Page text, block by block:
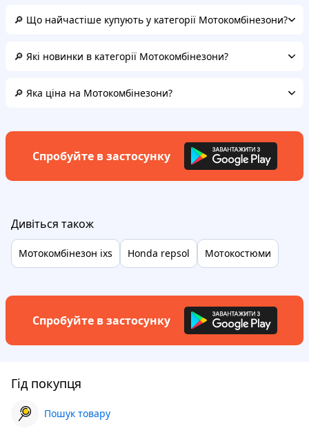
🔎 Що найчастіше купують у категорії Мотокомбінезони?
🔎 Які новинки в категорії Мотокомбінезони?
🔎 Яка ціна на Мотокомбінезони?
Спробуйте в застосунку
Дивіться також
Мотокомбінезон ixs Honda repsol Мотокостюми
Спробуйте в застосунку
Гід покупця
Пошук товару